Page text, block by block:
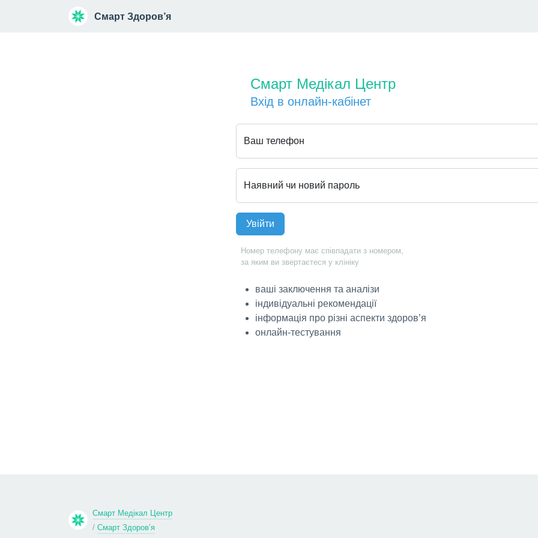
Смарт Здоров’я
Смарт Медікал Центр
Вхід в онлайн-кабінет
Ваш телефон
Наявний чи новий пароль
Номер телефону має співпадати з номером,
за яким ви звертаєтеся у клініку
ваші заключення та аналізи
індивідуальні рекомендації
інформація про різні аспекти здоров’я
онлайн-тестування
Смарт Медікал Центр
/ Смарт Здоров’я